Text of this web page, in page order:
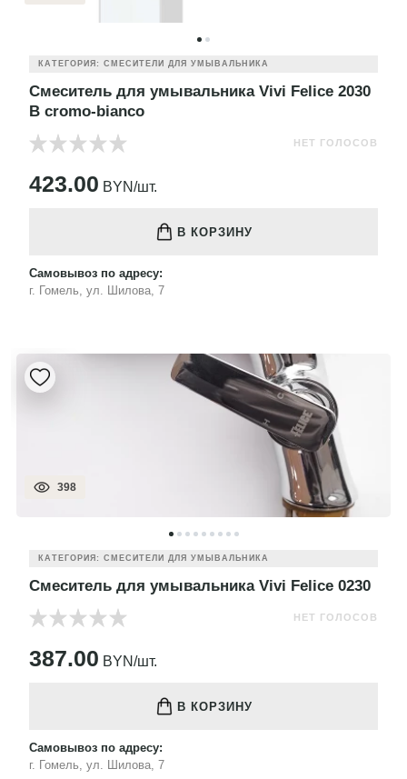
КАТЕГОРИЯ: СМЕСИТЕЛИ ДЛЯ УМЫВАЛЬНИКА
Смеситель для умывальника Vivi Felice 2030
B cromo-bianco
НЕТ ГОЛОСОВ
423.00 BYN/шт.
В КОРЗИНУ
Самовывоз по адресу:
г. Гомель, ул. Шилова, 7
398
КАТЕГОРИЯ: СМЕСИТЕЛИ ДЛЯ УМЫВАЛЬНИКА
Смеситель для умывальника Vivi Felice 0230
НЕТ ГОЛОСОВ
387.00 BYN/шт.
В КОРЗИНУ
Самовывоз по адресу:
г. Гомель, ул. Шилова, 7